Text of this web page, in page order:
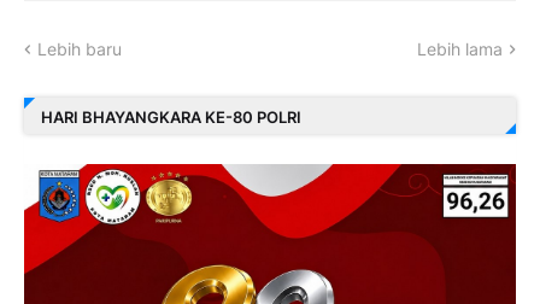
Lebih baru Lebih lama
HARI BHAYANGKARA KE-80 POLRI